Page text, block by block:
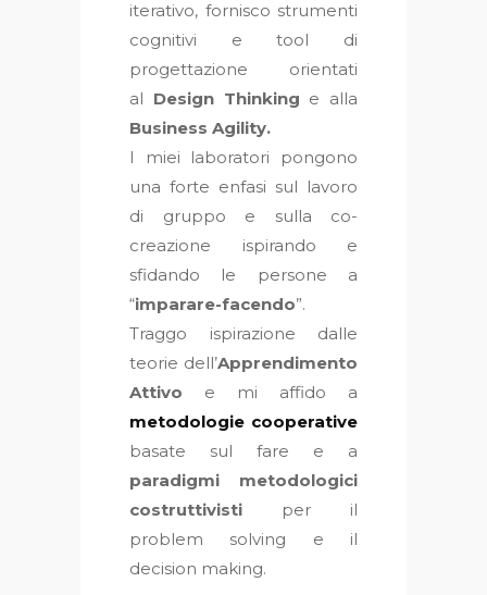
iterativo, fornisco strumenti
cognitivi e tool di
progettazione orientati
al Design Thinking e alla
Business Agility.
I miei laboratori pongono
una forte enfasi sul lavoro
di gruppo e sulla co-
creazione ispirando e
sfidando le persone a
“imparare-facendo”.
Traggo ispirazione dalle
teorie dell’Apprendimento
Attivo e mi affido a
metodologie cooperative
basate sul fare e a
paradigmi metodologici
costruttivisti per il
problem solving e il
decision making.